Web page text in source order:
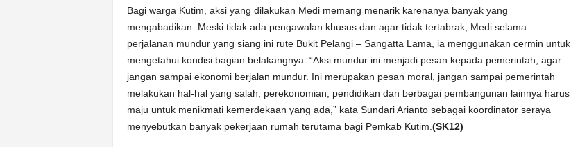
Bagi warga Kutim, aksi yang dilakukan Medi memang menarik karenanya banyak yang
mengabadikan. Meski tidak ada pengawalan khusus dan agar tidak tertabrak, Medi selama
perjalanan mundur yang siang ini rute Bukit Pelangi – Sangatta Lama, ia menggunakan cermin untuk
mengetahui kondisi bagian belakangnya. “Aksi mundur ini menjadi pesan kepada pemerintah, agar
jangan sampai ekonomi berjalan mundur. Ini merupakan pesan moral, jangan sampai pemerintah
melakukan hal-hal yang salah, perekonomian, pendidikan dan berbagai pembangunan lainnya harus
maju untuk menikmati kemerdekaan yang ada,” kata Sundari Arianto sebagai koordinator seraya
menyebutkan banyak pekerjaan rumah terutama bagi Pemkab Kutim. (SK12)